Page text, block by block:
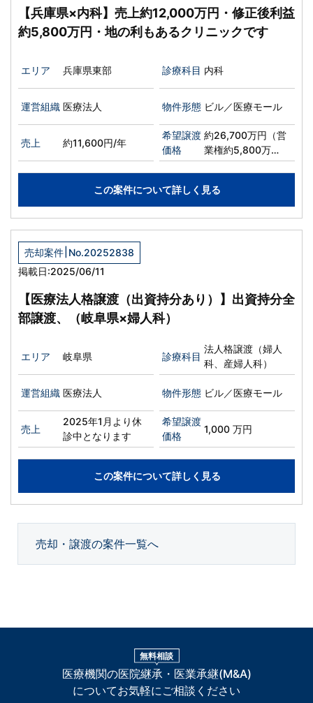
【兵庫県×内科】売上約12,000万円・修正後利益
約5,800万円・地の利もあるクリニックです
エリア 兵庫県東部 診療科目 内科
運営組織 医療法人 物件形態 ビル／医療モール
売上 約11,600円/年
希望譲渡
価格
約26,700万円（営
業権約5,800万
円、純資産約
この案件について詳しく見る
売却案件 No.20252838
掲載日:2025/06/11
【医療法人格譲渡（出資持分あり）】出資持分全
部譲渡、（岐阜県×婦人科）
エリア 岐阜県 診療科目
法人格譲渡（婦人
科、産婦人科）
運営組織 医療法人 物件形態 ビル／医療モール
売上
2025年1月より休
診中となります
希望譲渡
価格
1,000 万円
この案件について詳しく見る
売却・譲渡の案件一覧へ
無料相談
医療機関の医院継承・医業承継(M&A)
についてお気軽にご相談ください